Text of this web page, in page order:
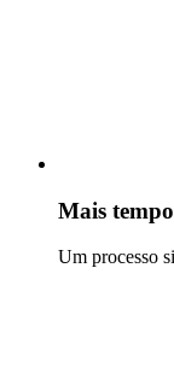
Mais
Um processo